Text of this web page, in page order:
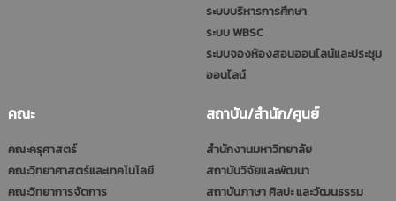
ระบบบริหารการศึกษา
ระบบ WBSC
ระบบจองห้องสอนออนไลน์และประชุม
ออนไลน์
คณะ
คณะครุศาสตร์
คณะวิทยาศาสตร์และเทคโนโลยี
คณะวิทยาการจัดการ
สถาบัน/สำนัก/ศูนย์
สำนักงานมหาวิทยาลัย
สถาบันวิจัยและพัฒนา
สถาบันภาษา ศิลปะ และวัฒนธรรม